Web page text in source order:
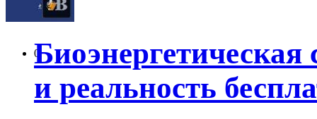
0
и реальность